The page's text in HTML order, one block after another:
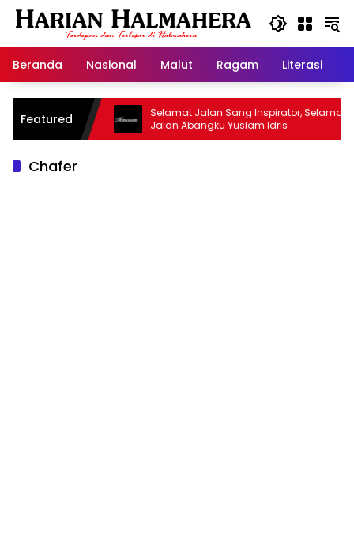
Langsung
Beranda
Nasional Malut Ragam Literasi
Featured
Warisan
Selamat Jalan Sang Inspirator, Selamat
Jalan Abangku Yuslam Idris
Chafer